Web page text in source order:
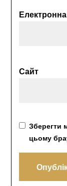
Сайт
Зберегти
цьому